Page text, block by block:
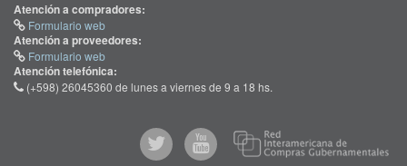
Atención a compradores:
Formulario web
Atención a proveedores:
Formulario web
Atención telefónica:
(+598) 26045360 de lunes a viernes de 9 a 18 hs.
@comprasgubuy
ACCE